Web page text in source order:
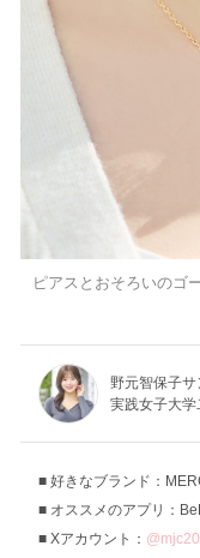
ピアスとおそろいのゴ
野元智保子
実践女子大
好きなブランド：
オススメのアプリ：
Xアカウント：